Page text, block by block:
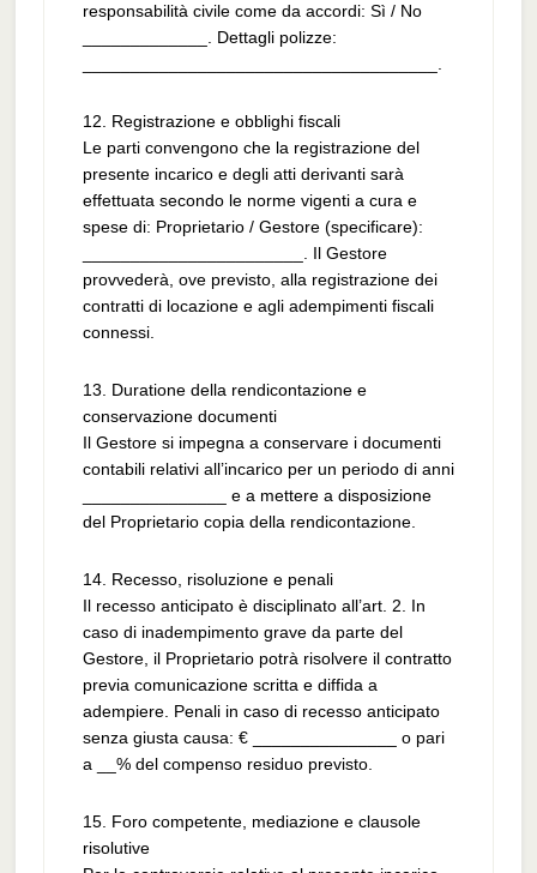
responsabilità civile come da accordi: Sì / No
_____________. Dettagli polizze:
12. Registrazione e obblighi fiscali
Le parti convengono che la registrazione del
presente incarico e degli atti derivanti sarà
effettuata secondo le norme vigenti a cura e
spese di: Proprietario / Gestore (specificare):
_______________________. Il Gestore
provvederà, ove previsto, alla registrazione dei
contratti di locazione e agli adempimenti fiscali
connessi.
13. Duratione della rendicontazione e
conservazione documenti
Il Gestore si impegna a conservare i documenti
contabili relativi all’incarico per un periodo di anni
_______________ e a mettere a disposizione
del Proprietario copia della rendicontazione.
14. Recesso, risoluzione e penali
Il recesso anticipato è disciplinato all’art. 2. In
caso di inadempimento grave da parte del
Gestore, il Proprietario potrà risolvere il contratto
previa comunicazione scritta e diffida a
adempiere. Penali in caso di recesso anticipato
senza giusta causa: € _______________ o pari
a __% del compenso residuo previsto.
15. Foro competente, mediazione e clausole
risolutive